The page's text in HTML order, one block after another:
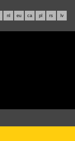
nl eu ca pl rs lv